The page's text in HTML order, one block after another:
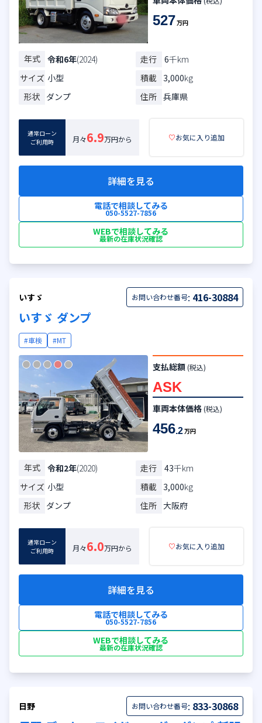
527万円
年式 令和6年(2024) 走行 6千km
サイズ 小型 積載 3,000kg
形状 ダンプ 住所 兵庫県
通常ローン
ご利用時
月々6.9万円から ♡お気に入り追加
詳細を見る
電話で相談してみる
050-5527-7856
WEBで相談してみる
最新の在庫状況確認
いすゞ お問い合わせ番号: 416-30884
いすゞ ダンプ
#車検 #MT
支払総額 (税込)
ASK
車両本体価格 (税込)
456.2万円
年式 令和2年(2020) 走行 43千km
サイズ 小型 積載 3,000kg
形状 ダンプ 住所 大阪府
通常ローン
ご利用時
月々6.0万円から ♡お気に入り追加
詳細を見る
電話で相談してみる
050-5527-7856
WEBで相談してみる
最新の在庫状況確認
日野 お問い合わせ番号: 833-30868